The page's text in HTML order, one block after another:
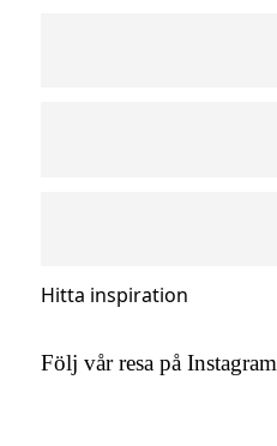
Hitta inspiration
Följ vår resa på Instagram